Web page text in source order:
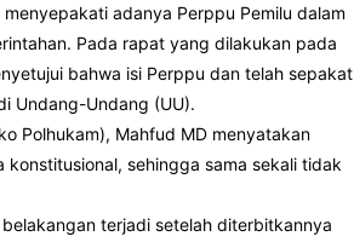
adanya Perppu Pemilu dalam
Pada rapat yang dilakukan pada
bahwa isi Perppu dan telah sepakat
Undang-Undang (UU).
Polhukam), Mahfud MD menyatakan
sehingga sama sekali tidak
terjadi setelah diterbitkannya